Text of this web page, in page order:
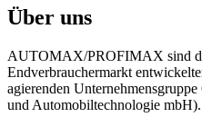
Über uns
AUTOMAX/PROFIMAX sind
Endverbrauchermarkt
agierenden
und Automobiltechnologie mbH).